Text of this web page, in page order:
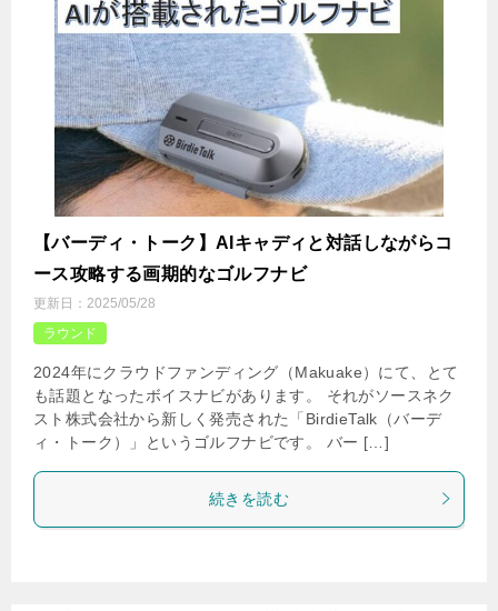
【バーディ・トーク】AIキャディと対話しながらコ
ース攻略する画期的なゴルフナビ
更新日： 2025/05/28
ラウンド
2024年にクラウドファンディング（Makuake）にて、とて
も話題となったボイスナビがあります。 それがソースネク
スト株式会社から新しく発売された「BirdieTalk（バーデ
ィ・トーク）」というゴルフナビです。 バー […]
続きを読む